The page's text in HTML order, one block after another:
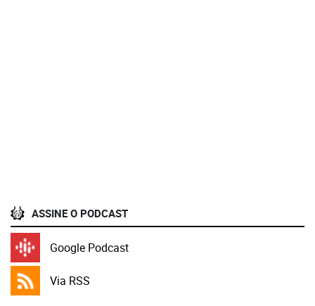
ASSINE O PODCAST
Google Podcast
Via RSS